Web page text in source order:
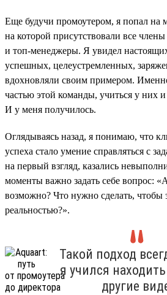
Еще будучи промоутером, я попал на
на которой присутствовали все члены
и топ-менеджеры. Я увидел
успешных, целеустремленных,
вдохновляли своим примером.
частью этой команды, учиться у них и
И у меня получилось.
Оглядываясь назад, я понимаю, что
успеха стало умение справляться с
на первый взгляд, казались
моменты важно задать себе вопрос:
возможно? Что нужно сделать, чтобы
реальностью?».
Такой подход
я учился
другие